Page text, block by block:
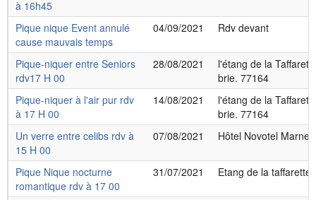
à 16h45
Pique nique Event annulé
cause mauvais temps
04/09/2021 Rdv devant
Pique-niquer entre Seniors
rdv17 H 00
28/08/2021
l'étang de la
brie. 77164
Pique-niquer à l'air pur rdv
à 17 H 00
14/08/2021
l'étang de la
brie. 77164
Un verre entre celibs rdv à
15 H 00
07/08/2021 Hôtel Novotel Marne
Pique Nique nocturne
romantique rdv à 17 00
31/07/2021 Etang de la taffarette